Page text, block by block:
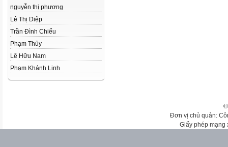
nguyễn thị phương
Lê Thị Diệp
Trần Đình Chiểu
Phạm Thủy
Lê Hữu Nam
Phạm Khánh Linh
Đơn vị chủ quản:
Giấy phép mạng